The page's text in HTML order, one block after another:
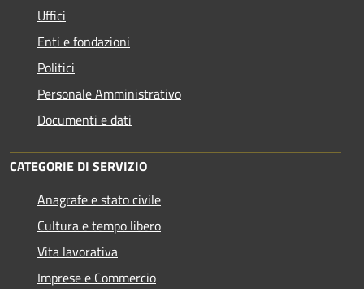
Uffici
Enti e fondazioni
Politici
Personale Amministrativo
Documenti e dati
CATEGORIE DI SERVIZIO
Anagrafe e stato civile
Cultura e tempo libero
Vita lavorativa
Imprese e Commercio